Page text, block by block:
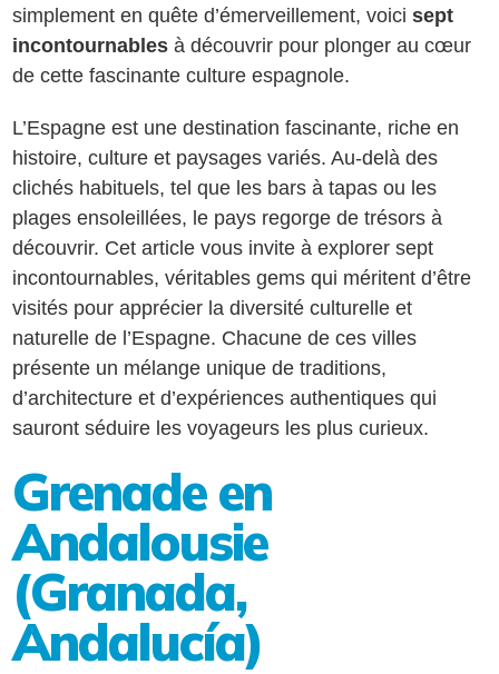
simplement en quête d’émerveillement, voicisept
incontournables à découvrir pour plonger au cœur
de cette fascinante culture espagnole.
L’Espagne est une destination fascinante, riche en
histoire, culture et paysages variés. Au-delà des
clichés habituels, tel que les bars à tapas ou les
plages ensoleillées, le pays regorge de trésors à
découvrir. Cet article vous invite à explorer sept
incontournables, véritables gems qui méritent d’être
visités pour apprécier la diversité culturelle et
naturelle de l’Espagne. Chacune de ces villes
présente un mélange unique de traditions,
d’architecture et d’expériences authentiques qui
sauront séduire les voyageurs les plus curieux.
Grenade en
Andalousie
(Granada,
Andalucía)